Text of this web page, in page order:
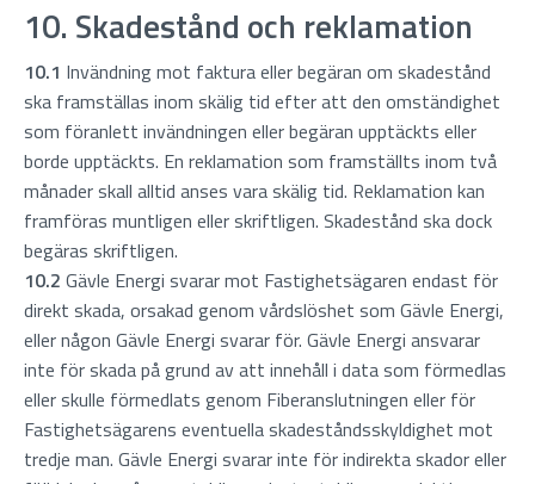
10. Skadestånd och reklamation
10.1 Invändning mot faktura eller begäran om skadestånd
ska framställas inom skälig tid efter att den omständighet
som föranlett invändningen eller begäran upptäckts eller
borde upptäckts. En reklamation som framställts inom två
månader skall alltid anses vara skälig tid. Reklamation kan
framföras muntligen eller skriftligen. Skadestånd ska dock
begäras skriftligen.
10.2 Gävle Energi svarar mot Fastighetsägaren endast för
direkt skada, orsakad genom vårdslöshet som Gävle Energi,
eller någon Gävle Energi svarar för. Gävle Energi ansvarar
inte för skada på grund av att innehåll i data som förmedlas
eller skulle förmedlats genom Fiberanslutningen eller för
Fastighetsägarens eventuella skadeståndsskyldighet mot
tredje man. Gävle Energi svarar inte för indirekta skador eller